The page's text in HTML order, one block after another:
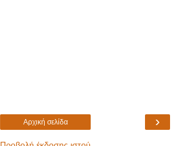
›
Αρχική σελίδα